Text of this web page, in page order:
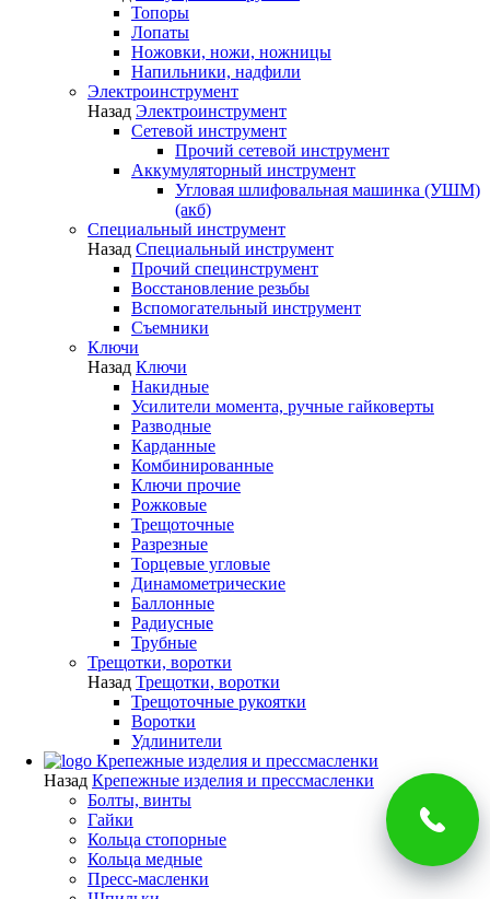
Топоры
Лопаты
Ножовки, ножи, ножницы
Напильники, надфили
Электроинструмент
Назад Электроинструмент
Сетевой инструмент
Прочий сетевой инструмент
Аккумуляторный инструмент
Угловая шлифовальная машинка (УШМ)
(акб)
Специальный инструмент
Назад Специальный инструмент
Прочий специнструмент
Восстановление резьбы
Вспомогательный инструмент
Съемники
Ключи
Назад Ключи
Накидные
Усилители момента, ручные гайковерты
Разводные
Карданные
Комбинированные
Ключи прочие
Рожковые
Трещоточные
Разрезные
Торцевые угловые
Динамометрические
Баллонные
Радиусные
Трубные
Трещотки, воротки
Назад Трещотки, воротки
Трещоточные рукоятки
Воротки
Удлинители
Крепежные изделия и прессмасленки
Назад Крепежные изделия и прессмасленки
Болты, винты
Гайки
Кольца стопорные
Кольца медные
Пресс-масленки